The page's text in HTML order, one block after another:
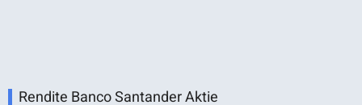
Rendite Banco Santander Aktie